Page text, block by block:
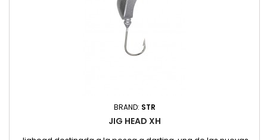
BRAND: STR
JIG HEAD XH